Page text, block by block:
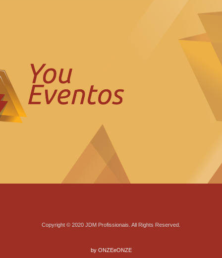
Copyright © 2020 JDM Profissionais. All Rights Reserved.
by ONZEeONZE